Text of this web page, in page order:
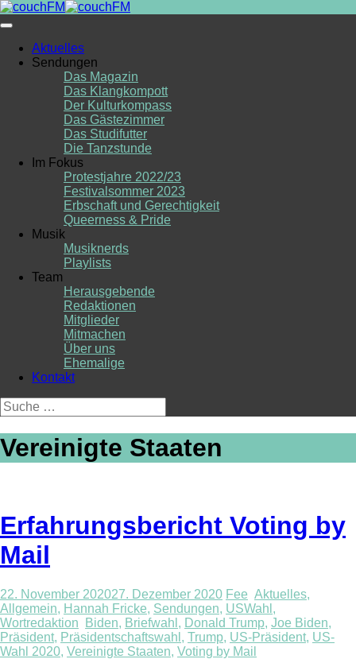
Skip
to
Aktuelles
Sendungen
Das Magazin
Das Klangkompott
Der Kulturkompass
Das Gästezimmer
Das Studifutter
Die Tanzstunde
Im Fokus
Protestjahre 2022/23
Festivalsommer 2023
Erbschaft und Gerechtigkeit
Queerness & Pride
Musik
Musiknerds
Playlists
Team
Herausgebende
Redaktionen
Mitglieder
Mitmachen
Über uns
Ehemalige
Kontakt
Suche
nach:
Vereinigte Staaten
Erfahrungsbericht Voting by
Mail
22. November 202027. Dezember 2020 Fee Aktuelles,
Allgemein, Hannah Fricke, Sendungen, USWahl ,
Wortredaktion
Biden, Briefwahl , Donald Trump, Joe Biden,
Präsident, Präsidentschaftswahl , Trump, US-Präsident, US-
Wahl 2020, Vereinigte Staaten, Voting by Mail